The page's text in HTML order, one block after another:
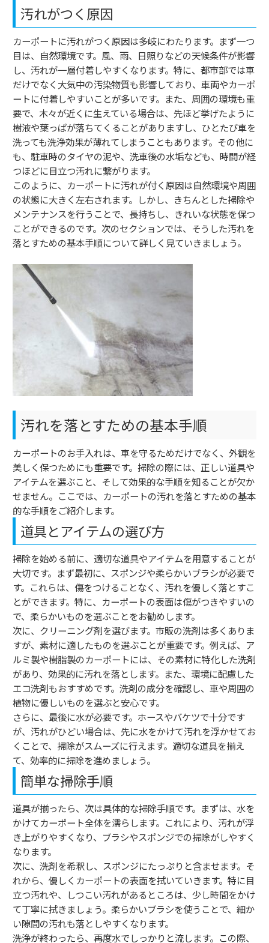
汚れがつく原因
カーポートに汚れがつく原因は多岐にわたります。まず一つ
目は、自然環境です。風、雨、日照りなどの天候条件が影響
し、汚れが一層付着しやすくなります。特に、都市部では車
だけでなく大気中の汚染物質も影響しており、車両やカーポ
ートに付着しやすいことが多いです。また、周囲の環境も重
要で、木々が近くに生えている場合は、先ほど挙げたように
樹液や葉っぱが落ちてくることがありますし、ひとたび車を
洗っても洗浄効果が薄れてしまうこともあります。その他に
も、駐車時のタイヤの泥や、洗車後の水垢なども、時間が経
つほどに目立つ汚れに繋がります。
このように、カーポートに汚れが付く原因は自然環境や周囲
の状態に大きく左右されます。しかし、きちんとした掃除や
メンテナンスを行うことで、長持ちし、きれいな状態を保つ
ことができるのです。次のセクションでは、そうした汚れを
落とすための基本手順について詳しく見ていきましょう。
汚れを落とすための基本手順
カーポートのお手入れは、車を守るためだけでなく、外観を
美しく保つためにも重要です。掃除の際には、正しい道具や
アイテムを選ぶこと、そして効果的な手順を知ることが欠か
せません。ここでは、カーポートの汚れを落とすための基本
的な手順をご紹介します。
道具とアイテムの選び方
掃除を始める前に、適切な道具やアイテムを用意することが
大切です。まず最初に、スポンジや柔らかいブラシが必要で
す。これらは、傷をつけることなく、汚れを優しく落とすこ
とができます。特に、カーポートの表面は傷がつきやすいの
で、柔らかいものを選ぶことをお勧めします。
次に、クリーニング剤を選びます。市販の洗剤は多くありま
すが、素材に適したものを選ぶことが重要です。例えば、ア
ルミ製や樹脂製のカーポートには、その素材に特化した洗剤
があり、効果的に汚れを落とします。また、環境に配慮した
エコ洗剤もおすすめです。洗剤の成分を確認し、車や周囲の
植物に優しいものを選ぶと安心です。
さらに、最後に水が必要です。ホースやバケツで十分です
が、汚れがひどい場合は、先に水をかけて汚れを浮かせてお
くことで、掃除がスムーズに行えます。適切な道具を揃え
て、効率的に掃除を進めましょう。
簡単な掃除手順
道具が揃ったら、次は具体的な掃除手順です。まずは、水を
かけてカーポート全体を濡らします。これにより、汚れが浮
き上がりやすくなり、ブラシやスポンジでの掃除がしやすく
なります。
次に、洗剤を希釈し、スポンジにたっぷりと含ませます。そ
れから、優しくカーポートの表面を拭いていきます。特に目
立つ汚れや、しつこい汚れがあるところは、少し時間をかけ
て丁寧に拭きましょう。柔らかいブラシを使うことで、細か
い隙間の汚れも落としやすくなります。
洗浄が終わったら、再度水でしっかりと流します。この際、